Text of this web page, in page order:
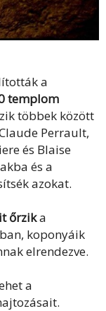
a
templom
többek között
Perrault,
és Blaise
és a
azokat.
őrzika
koponyáik
elrendezve.
a